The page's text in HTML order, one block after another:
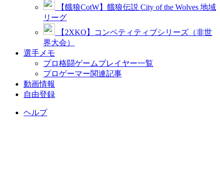
【餓狼CotW】餓狼伝説 City of the Wolves 地域
リーグ
【2XKO】コンペティティブシリーズ（非世
界大会）
選手メモ
プロ格闘ゲームプレイヤー一覧
プロゲーマー関連記事
動画情報
自由登録
ヘルプ